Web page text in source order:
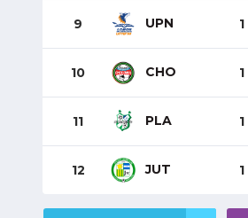
9 UPN 1
10 CHO 1
11 PLA 1
12 JUT 1